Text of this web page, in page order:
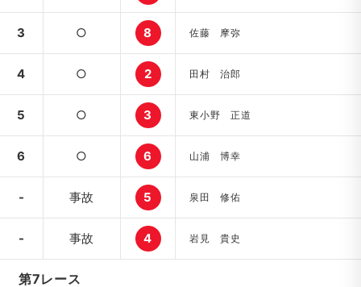
3 ○ 8 佐藤 摩弥
4 ○ 2 田村 治郎
5 ○ 3 東小野 正道
6 ○ 6 山浦 博幸
- 事故 5 泉田 修佑
- 事故 4 岩見 貴史
第7レース